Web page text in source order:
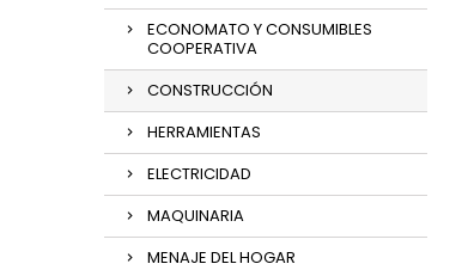
ECONOMATO Y CONSUMIBLES
COOPERATIVA
CONSTRUCCIÓN
HERRAMIENTAS
ELECTRICIDAD
MAQUINARIA
MENAJE DEL HOGAR